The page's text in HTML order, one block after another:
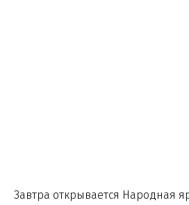
Завтра открывается Народная